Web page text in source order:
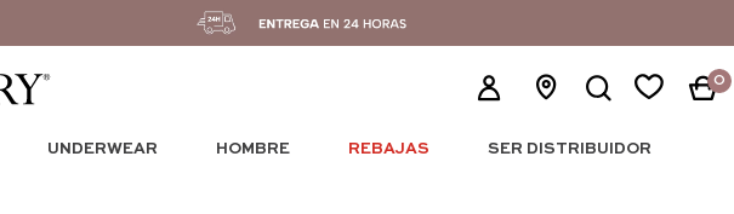
0
UNDERWEAR HOMBRE REBAJAS SER DISTRIBUIDOR